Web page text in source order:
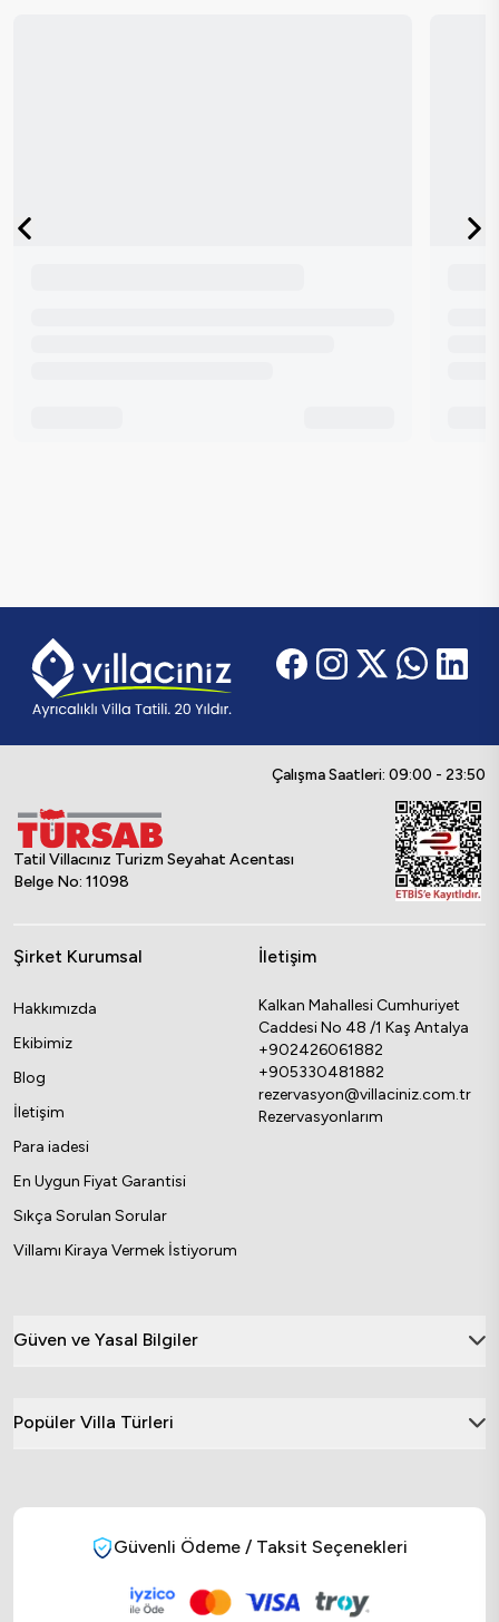
Çalışma Saatleri: 09:00 - 23:50
Tatil Villacınız Turizm Seyahat Acentası
Belge No: 11098
Şirket Kurumsal
Hakkımızda
Ekibimiz
Blog
İletişim
Para iadesi
En Uygun Fiyat Garantisi
Sıkça Sorulan Sorular
Villamı Kiraya Vermek İstiyorum
İletişim
Kalkan Mahallesi Cumhuriyet
Caddesi No 48 /1 Kaş Antalya
+902426061882
+905330481882
rezervasyon@villaciniz.com.tr
Rezervasyonlarım
Güven ve Yasal Bilgiler
Popüler Villa Türleri
Güvenli Ödeme / Taksit Seçenekleri